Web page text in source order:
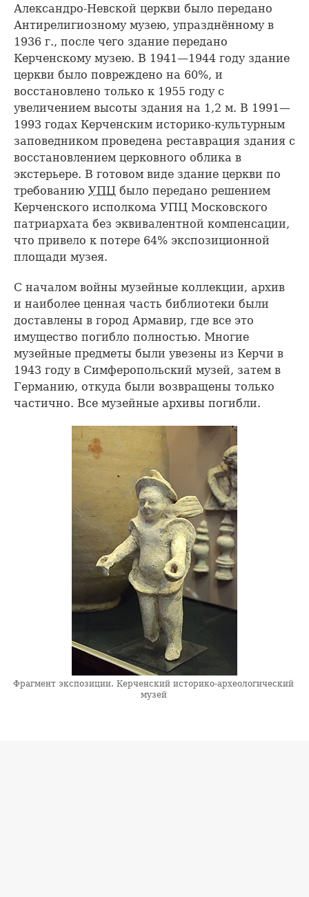
Александро-Невской церкви было передано
Антирелигиозному музею, упразднённому в
1936 г., после чего здание передано
Керченскому музею. В 1941—1944 году здание
церкви было повреждено на 60%, и
восстановлено только к 1955 году с
увеличением высоты здания на 1,2 м. В 1991—
1993 годах Керченским историко-культурным
заповедником проведена реставрация здания с
восстановлением церковного облика в
экстерьере. В готовом виде здание церкви по
требованию УПЦ было передано решением
Керченского исполкома УПЦ Московского
патриархата без эквивалентной компенсации,
что привело к потере 64% экспозиционной
площади музея.
С началом войны музейные коллекции, архив
и наиболее ценная часть библиотеки были
доставлены в город Армавир, где все это
имущество погибло полностью. Многие
музейные предметы были увезены из Керчи в
1943 году в Симферопольский музей, затем в
Германию, откуда были возвращены только
частично. Все музейные архивы погибли.
Фрагмент экспозиции. Керченский историко-археологический
музей